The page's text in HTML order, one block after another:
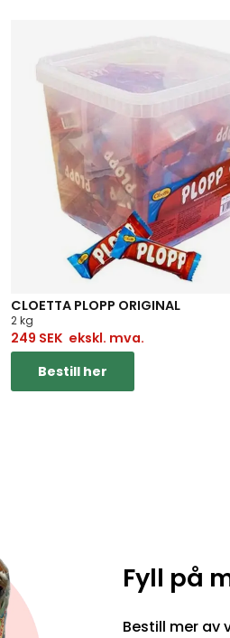
CLOETTA PLOPP ORIGINAL
2 kg
249 SEK ekskl. mva.
Bestill her
Fyll på
Bestill mer av